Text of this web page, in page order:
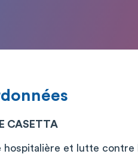
CASETTA
hospitalière et lutte